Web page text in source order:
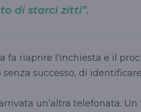
di starci zitti”.
fa riaprire l'inchiesta e il
senza successo, di
un’altra telefonata.